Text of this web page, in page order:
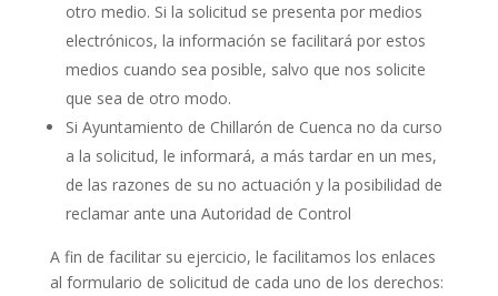
otro medio. Si la solicitud se presenta por medios
electrónicos, la información se facilitará por estos
medios cuando sea posible, salvo que nos solicite
que sea de otro modo.
Si Ayuntamiento de Chillarón de Cuenca no da curso
a la solicitud, le informará, a más tardar en un mes,
de las razones de su no actuación y la posibilidad de
reclamar ante una Autoridad de Control
A fin de facilitar su ejercicio, le facilitamos los enlaces
al formulario de solicitud de cada uno de los derechos: